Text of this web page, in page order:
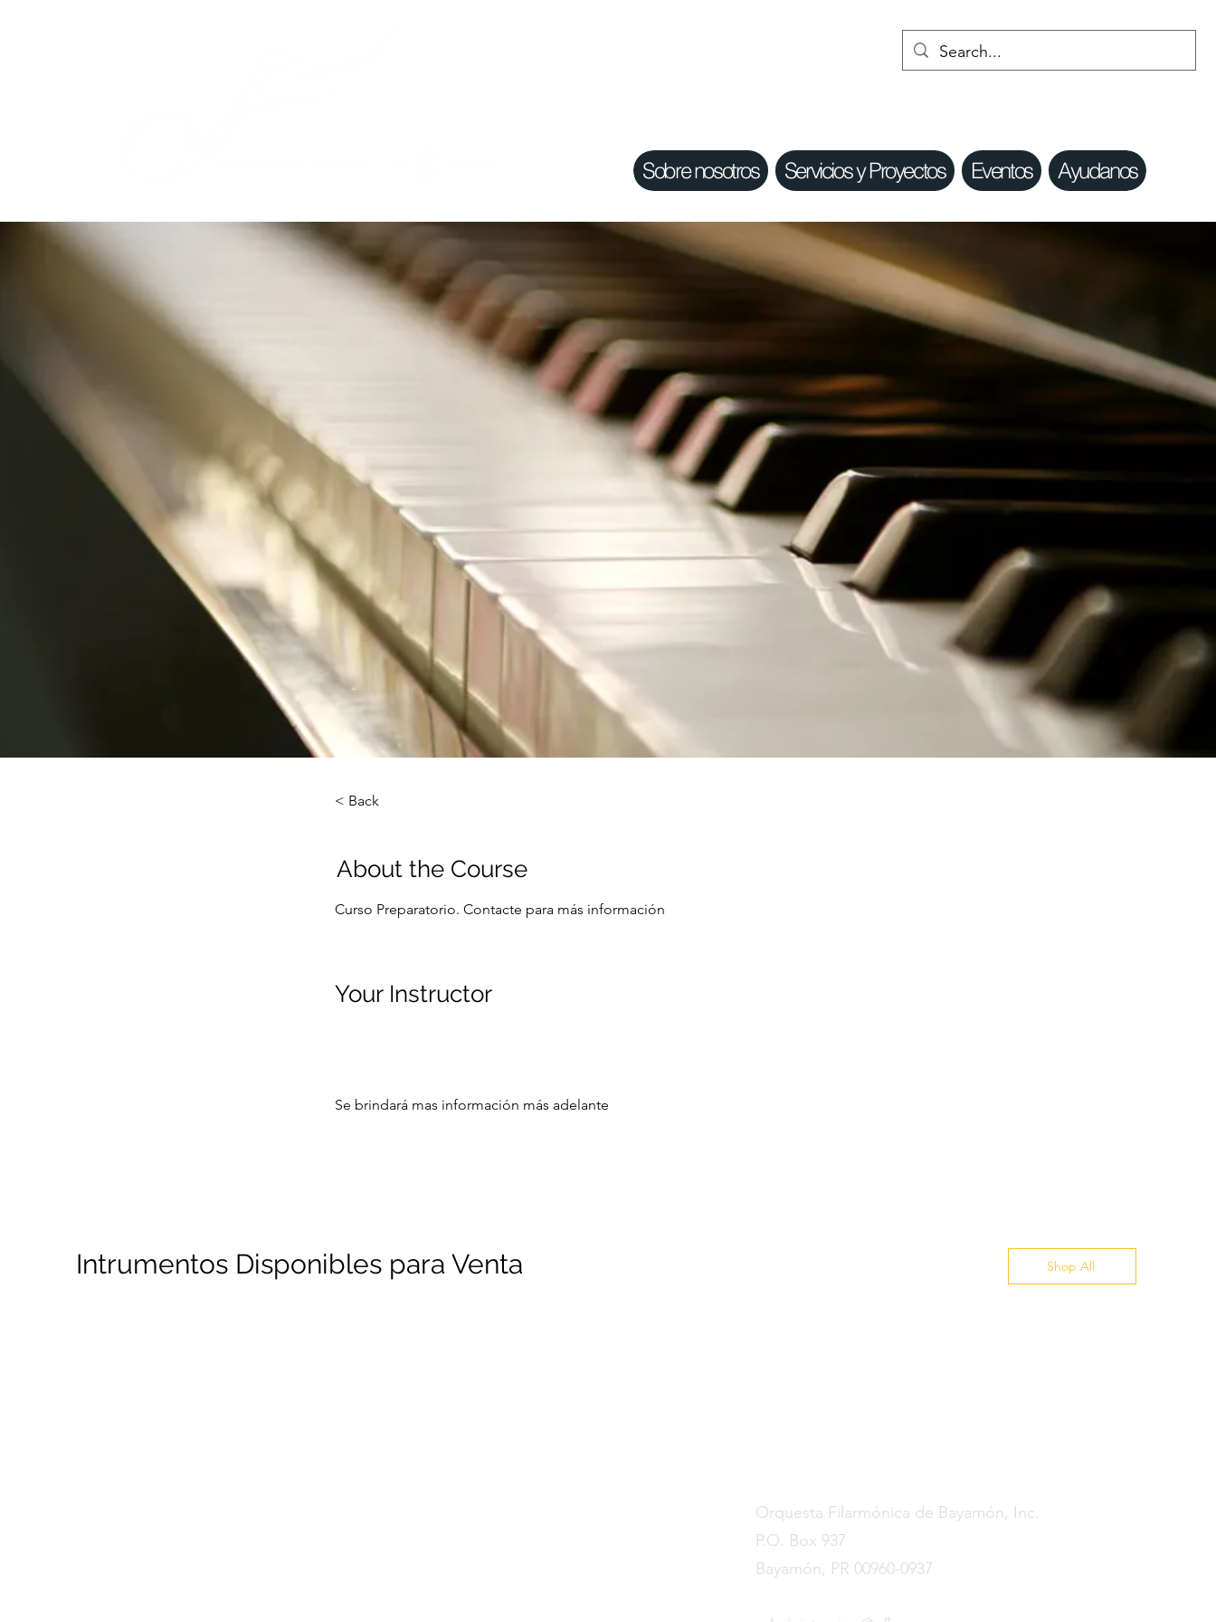
Sobre nosotros Servicios y Proyectos Eventos Ayudanos
< Back
About the Course
Curso Preparatorio. Contacte para más información
Your Instructor
Se brindará mas información más adelante
Intrumentos Disponibles para Venta Shop All
Orquesta Filarmónica de Bayamón, Inc.
P.O. Box 937
Bayamón, PR 00960-0937